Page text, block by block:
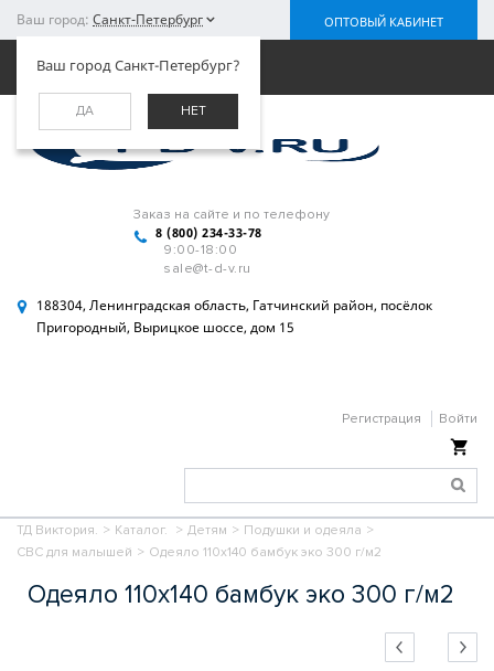
Ваш город: Санкт-Петербург
Ваш город Санкт-Петербург?
ДА НЕТ
ОПТОВЫЙ КАБИНЕТ
Заказ на сайте и по телефону
8 (800) 234-33-78
9:00-18:00
sale@t-d-v.ru
188304, Ленинградская область, Гатчинский район, посёлок
Пригородный, Вырицкое шоссе, дом 15
Регистрация Войти
Меню
ТД Виктория. > Каталог. > Детям > Подушки и одеяла >
СВС для малышей > Одеяло 110х140 бамбук эко 300 г/м2
Одеяло 110х140 бамбук эко 300 г/м2